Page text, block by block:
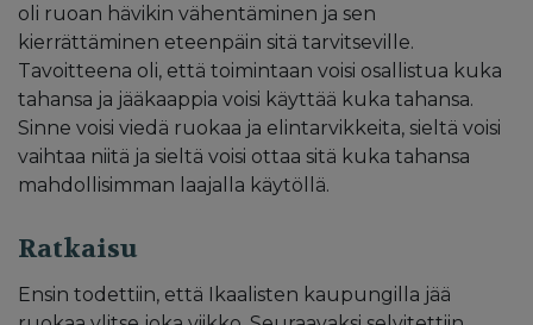
oli ruoan hävikin vähentäminen ja sen
kierrättäminen eteenpäin sitä tarvitseville.
Tavoitteena oli, että toimintaan voisi osallistua kuka
tahansa ja jääkaappia voisi käyttää kuka tahansa.
Sinne voisi viedä ruokaa ja elintarvikkeita, sieltä voisi
vaihtaa niitä ja sieltä voisi ottaa sitä kuka tahansa
mahdollisimman laajalla käytöllä.
Ratkaisu
Ensin todettiin, että Ikaalisten kaupungilla jää